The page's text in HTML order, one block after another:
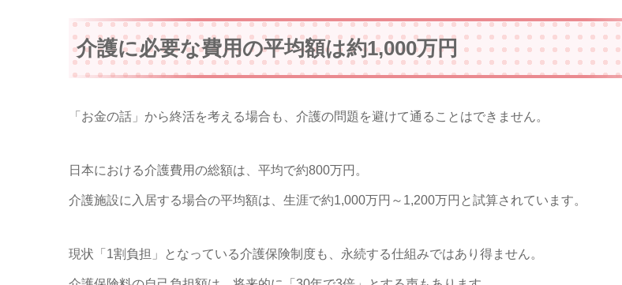
介護に必要な費用の平均額は約1,000万円
「お金の話」から終活を考える場合も、介護の問題を避けて通ることはできません。
日本における介護費用の総額は、平均で約800万円。
介護施設に入居する場合の平均額は、生涯で約1,000万円～1,200万円と試算されています。
現状「1割負担」となっている介護保険制度も、永続する仕組みではあり得ません。